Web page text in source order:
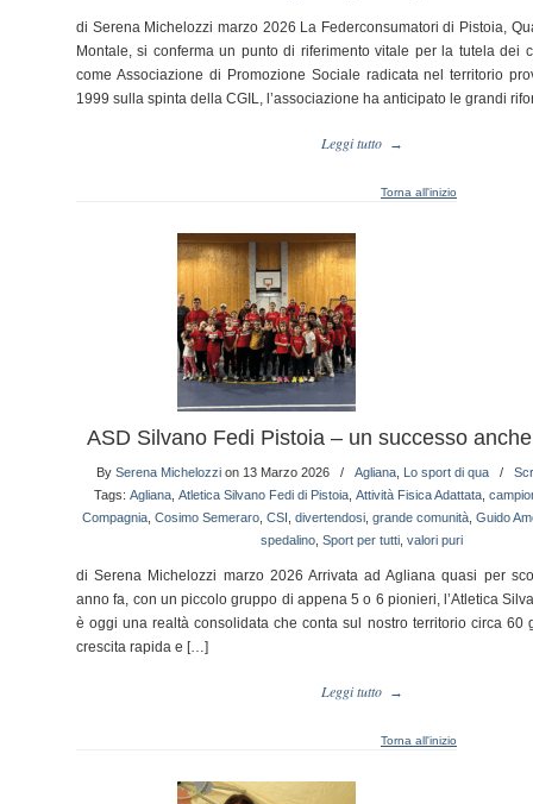
di Serena Michelozzi marzo 2026 La Federconsumatori di Pistoia,
Montale, si conferma un punto di riferimento vitale per la tutela dei
come Associazione di Promozione Sociale radicata nel territorio
1999 sulla spinta della CGIL, l’associazione ha anticipato le grandi
Leggi tutto →
Torna all'inizio
ASD Silvano Fedi Pistoia – un successo
By Serena Michelozzion 13 Marzo 2026 / Agliana, Lo sport di qua /
Tags: Agliana, Atletica Silvano Fedi di Pistoia, Attività Fisica Adattata,
Compagnia Cosimo Semeraro CSI divertendosi grande comunità Guido
spedalino Sport per tutti valori puri
di Serena Michelozzi marzo 2026 Arrivata ad Agliana quasi per
anno fa, con un piccolo gruppo di appena 5 o 6 pionieri, l’Atletica
è oggi una realtà consolidata che conta sul nostro territorio circa 60
crescita rapida e […]
Leggi tutto →
Torna all'inizio